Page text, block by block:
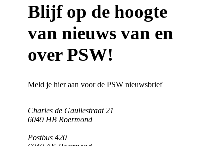
Blijf op de hoogte
van nieuws van en
over PSW!
Meld je hier aan voor de PSW nieuwsbrief
Charles de Gaullestraat 21
6049 HB Roermond
Postbus 420